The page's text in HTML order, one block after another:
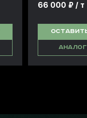
66 000 ₽ / т